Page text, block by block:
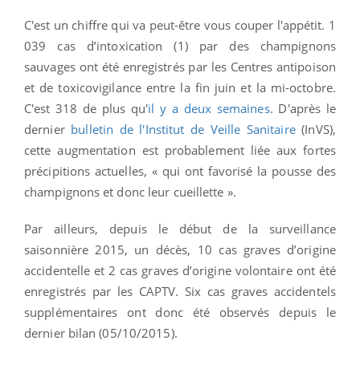
C'est un chiffre qui va peut-être vous couper l'appétit. 1
039 cas d’intoxication (1) par des champignons
sauvages ont été enregistrés par les Centres antipoison
et de toxicovigilance entre la fin juin et la mi-octobre.
C'est 318 de plus qu'il y a deux semaines. D'après le
dernier bulletin de l'Institut de Veille Sanitaire(InVS),
cette augmentation est probablement liée aux fortes
précipitions actuelles, « qui ont favorisé la pousse des
champignons et donc leur cueillette ».
Par ailleurs, depuis le début de la surveillance
saisonnière 2015, un décès, 10 cas graves d’origine
accidentelle et 2 cas graves d’origine volontaire ont été
enregistrés par les CAPTV. Six cas graves accidentels
supplémentaires ont donc été observés depuis le
dernier bilan (05/10/2015).